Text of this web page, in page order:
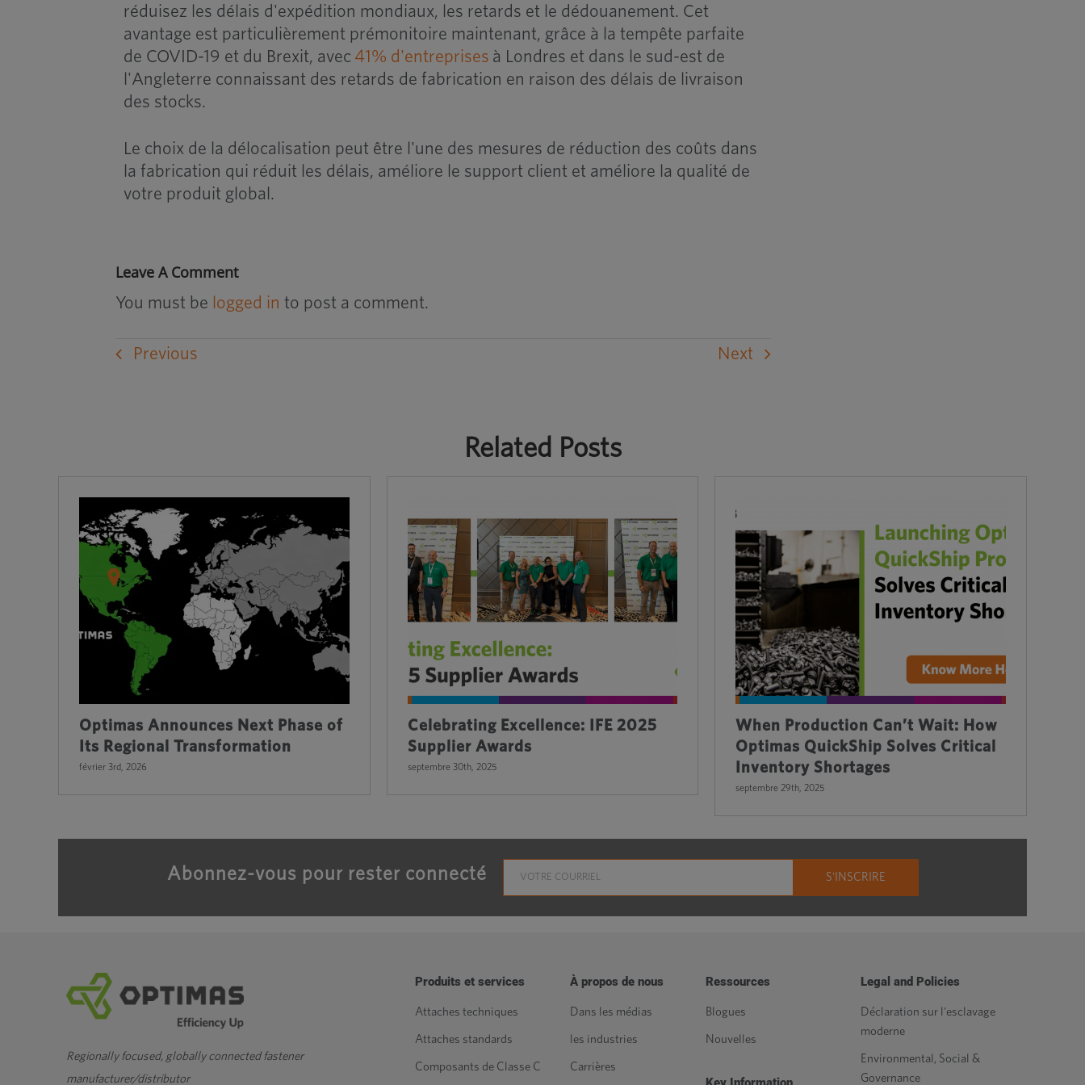
réduisez les délais d'expédition mondiaux, les retards et le dédouanement. Cet
avantage est particulièrement prémonitoire maintenant, grâce à la tempête parfaite
de COVID-19 et du Brexit, avec 41% d'entreprises à Londres et dans le sud-est de
l'Angleterre connaissant des retards de fabrication en raison des délais de livraison
des stocks.
Le choix de la délocalisation peut être l'une des mesures de réduction des coûts dans
la fabrication qui réduit les délais, améliore le support client et améliore la qualité de
votre produit global.
Leave A Comment
You must be logged in to post a comment.
Previous Next
Related Posts
Optimas Announces Next Phase of
Its Regional Transformation
février 3rd, 2026
Celebrating Excellence: IFE 2025
Supplier Awards
septembre 30th, 2025
When Production Can’t Wait: How
Optimas QuickShip Solves Critical
Inventory Shortages
septembre 29th, 2025
Abonnez-vous pour rester connecté
Regionally focused, globally connected fastener
manufacturer/distributor
Produits et services
Attaches techniques
Attaches standards
Composants de Classe C
À propos de nous
Dans les médias
les industries
Carrières
Ressources
Blogues
Nouvelles
Legal and Policies
Déclaration sur l'esclavage
moderne
Environmental, Social &
Governance